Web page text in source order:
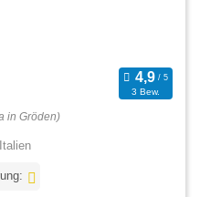
3 Bew.
in Gröden)